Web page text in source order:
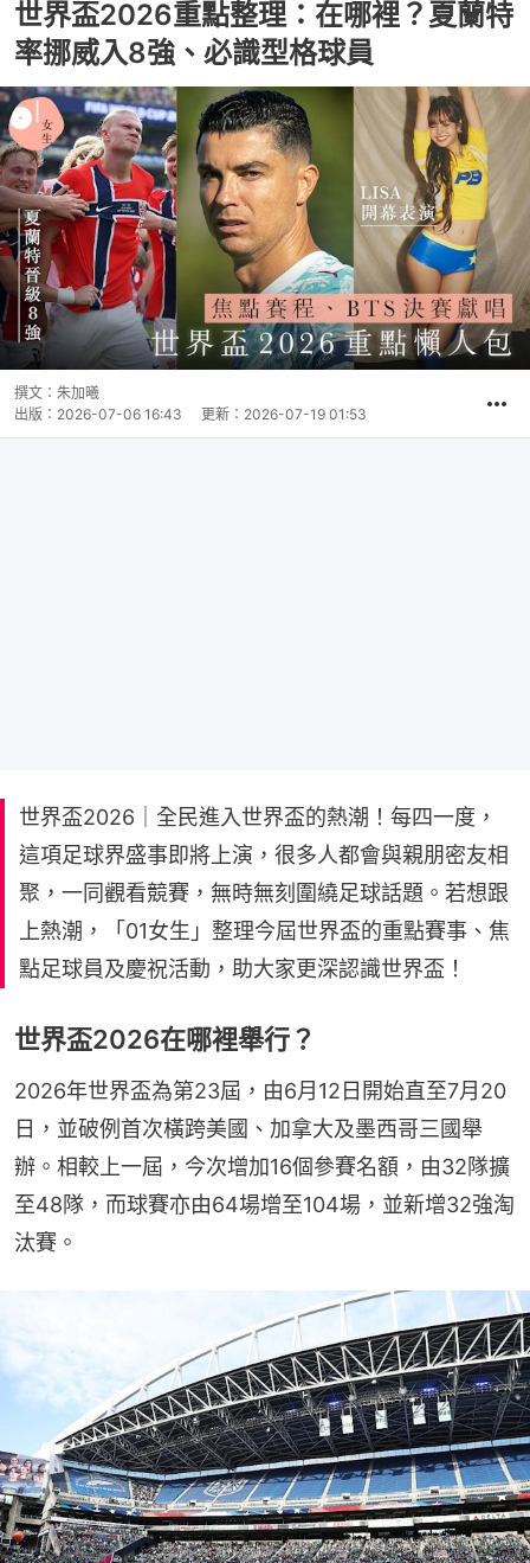
世界盃2026重點整理：在哪裡？夏蘭特
率挪威入8強、必識型格球員
撰文： 朱加曦
出版： 2026-07-06 16:43 更新： 2026-07-19 01:53
世界盃2026｜全民進入世界盃的熱潮！每四一度，
這項足球界盛事即將上演，很多人都會與親朋密友相
聚，一同觀看競賽，無時無刻圍繞足球話題。若想跟
上熱潮，「01女生」整理今屆世界盃的重點賽事、焦
點足球員及慶祝活動，助大家更深認識世界盃！
世界盃2026在哪裡舉行？
2026年世界盃為第23屆，由6月12日開始直至7月20
日，並破例首次橫跨美國、加拿大及墨西哥三國舉
辦。相較上一屆，今次增加16個參賽名額，由32隊擴
至48隊，而球賽亦由64場增至104場，並新增32強淘
汰賽。